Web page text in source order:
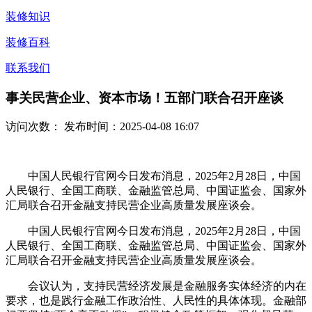
装修知识
装修百科
联系我们
事关民营企业、资本市场！五部门联合召开座谈
访问次数： 发布时间：2025-04-08 16:07
中国人民银行官网今日发布消息，2025年2月28日，中国
人民银行、全国工商联、金融监管总局、中国证监会、国家外
汇局联合召开金融支持民营企业高质量发展座谈会。
中国人民银行官网今日发布消息，2025年2月28日，中国
人民银行、全国工商联、金融监管总局、中国证监会、国家外
汇局联合召开金融支持民营企业高质量发展座谈会。
会议认为，支持民营经济发展是金融服务实体经济的内在
要求，也是践行金融工作政治性、人民性的具体体现。金融部